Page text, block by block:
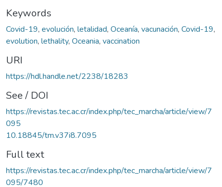
Keywords
Covid-19, evolución, letalidad, Oceanía, vacunación, Covid-19,
evolution, lethality, Oceania, vaccination
URI
https://hdl.handle.net/2238/18283
See / DOI
https://revistas.tec.ac.cr/index.php/tec_marcha/article/view/7
095
10.18845/tm.v37i8.7095
Full text
https://revistas.tec.ac.cr/index.php/tec_marcha/article/view/7
095/7480